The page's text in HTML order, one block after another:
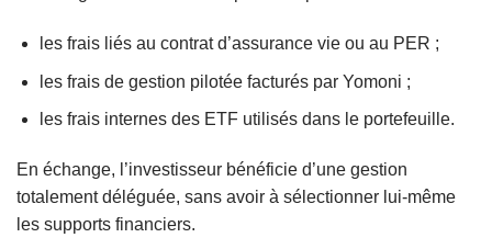
les frais liés au contrat d’assurance vie ou au PER ;
les frais de gestion pilotée facturés par Yomoni ;
les frais internes des ETF utilisés dans le portefeuille.
En échange, l’investisseur bénéficie d’une gestion
totalement déléguée, sans avoir à sélectionner lui-même
les supports financiers.